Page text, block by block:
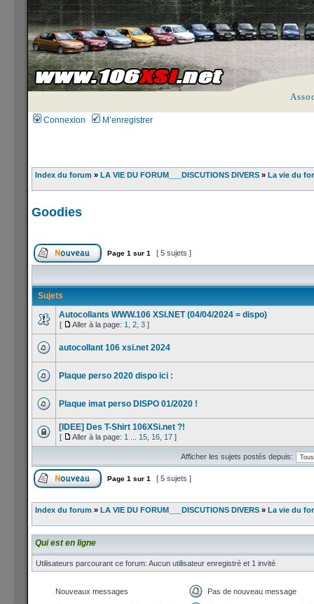
Connexion M’enregistrer
Index du forum » LA VIE DU FORUM___DISCUTIONS DIVERS » La vie du
Goodies
Page 1 sur 1 [ 5 sujets ]
Sujets
Autocollants WWW.106 XSI.NET (04/04/2024 = dispo)
[ Aller à la page: 1 2 3 ]
autocollant 106 xsi.net 2024
Plaque perso 2020 dispo ici :
Plaque imat perso DISPO 01/2020 !
[IDEE] Des T-Shirt 106XSi.net ?!
[ Aller à la page: 1 15 16 17 ]
Afficher les sujets postés depuis:
Page 1 sur 1 [ 5 sujets ]
Index du forum » LA VIE DU FORUM___DISCUTIONS DIVERS » La vie du
Qui est en ligne
Utilisateurs parcourant ce forum: Aucun utilisateur enregistré et 1 invité
Nouveaux messages Pas de nouveau message